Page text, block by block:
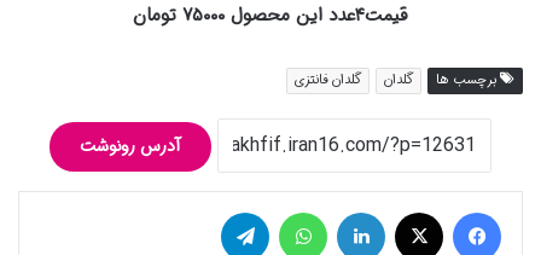
قیمت۴عدد این محصول ۷۵۰۰۰ تومان
برچسب ها گلدان گلدان فانتزی
آدرس رونوشت
فیس بوک لینکدین واتس آپ